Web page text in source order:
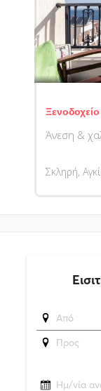
Άνεση &
Σκληρή,